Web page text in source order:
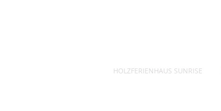
HOLZFERIENHAUS SUNRISE